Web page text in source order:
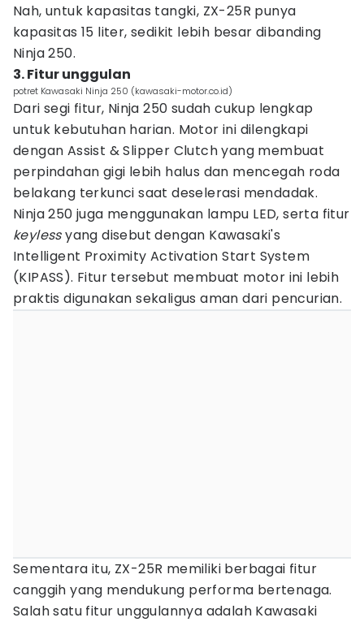
Nah, untuk kapasitas tangki, ZX-25R punya
kapasitas 15 liter, sedikit lebih besar dibanding
Ninja 250.
3. Fitur unggulan
potret Kawasaki Ninja 250 (kawasaki-motor.co.id)
Dari segi fitur, Ninja 250 sudah cukup lengkap
untuk kebutuhan harian. Motor ini dilengkapi
dengan Assist & Slipper Clutch yang membuat
perpindahan gigi lebih halus dan mencegah roda
belakang terkunci saat deselerasi mendadak.
Ninja 250 juga menggunakan lampu LED, serta fitur
keylessyang disebut dengan Kawasaki's
Intelligent Proximity Activation Start System
(KIPASS). Fitur tersebut membuat motor ini lebih
praktis digunakan sekaligus aman dari pencurian.
Sementara itu, ZX-25R memiliki berbagai fitur
canggih yang mendukung performa bertenaga.
Salah satu fitur unggulannya adalah Kawasaki